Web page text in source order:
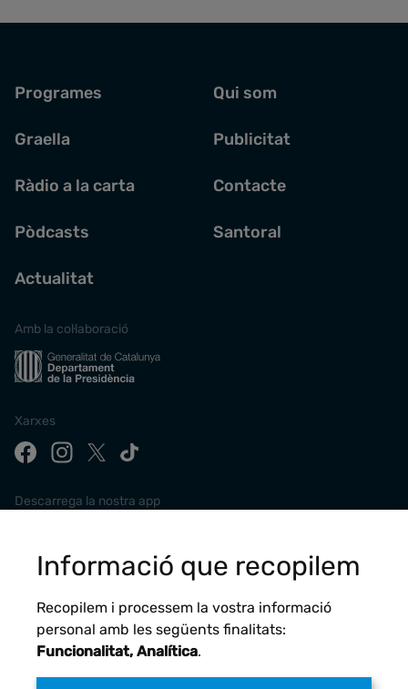
Programes
Graella
Ràdio a la carta
Pòdcasts
Actualitat
Qui som
Publicitat
Contacte
Santoral
Amb la col·laboració
Xarxes
Descarrega la nostra app
Informació que recopilem
Recopilem i processem la vostra informació
personal amb les següents finalitats:
Funcionalitat, Analítica.